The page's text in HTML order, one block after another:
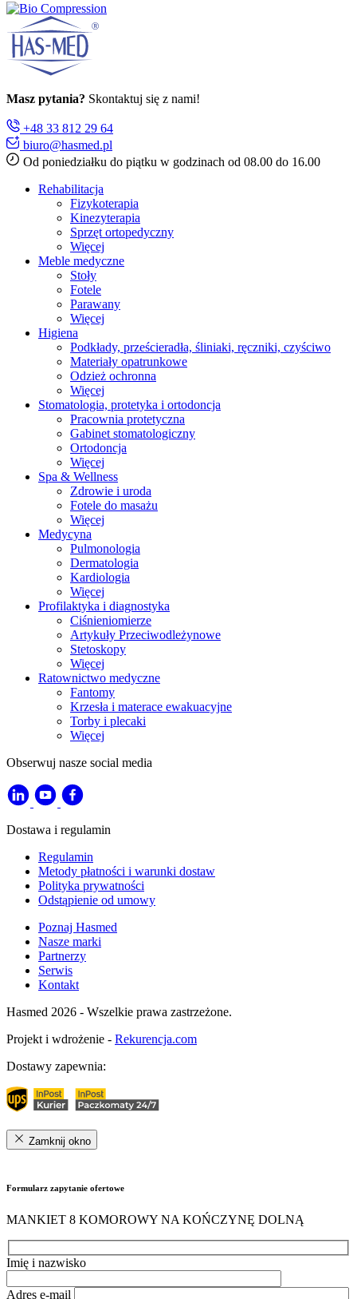
Masz pytania? Skontaktuj się z nami!
+48 33 812 29 64
biuro@hasmed.pl
Od poniedziałku do piątku w godzinach od 08.00 do 16.00
Rehabilitacja
Fizykoterapia
Kinezyterapia
Sprzęt ortopedyczny
Więcej
Meble medyczne
Stoły
Fotele
Parawany
Więcej
Higiena
Podkłady, prześcieradła, śliniaki, ręczniki, czyściwo
Materiały opatrunkowe
Odzież ochronna
Więcej
Stomatologia, protetyka i ortodoncja
Pracownia protetyczna
Gabinet stomatologiczny
Ortodoncja
Więcej
Spa & Wellness
Zdrowie i uroda
Fotele do masażu
Więcej
Medycyna
Pulmonologia
Dermatologia
Kardiologia
Więcej
Profilaktyka i diagnostyka
Ciśnieniomierze
Artykuły Przeciwodleżynowe
Stetoskopy
Więcej
Ratownictwo medyczne
Fantomy
Krzesła i materace ewakuacyjne
Torby i plecaki
Więcej
Obserwuj nasze social media
Dostawa i regulamin
Regulamin
Metody płatności i warunki dostaw
Polityka prywatności
Odstąpienie od umowy
Poznaj Hasmed
Nasze marki
Partnerzy
Serwis
Kontakt
Hasmed 2026 - Wszelkie prawa zastrzeżone.
Projekt i wdrożenie - Rekurencja.com
Dostawy zapewnia:
Zamknij okno
Formularz zapytanie ofertowe
MANKIET 8 KOMOROWY NA KOŃCZYNĘ DOLNĄ
Imię i nazwisko
Adres e-mail